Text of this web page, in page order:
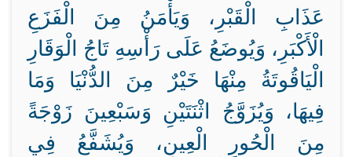
عَذَابِ الْقَبْرِ، وَيَأْمَنُ مِنَ الْفَزَعِ
الْأَكْبَرِ، وَيُوضَعُ عَلَى رَأْسِهِ تَاجُ الْوَقَارِ
الْيَاقُوتَةُ مِنْهَا خَيْرٌ مِنَ الدُّنْيَا وَمَا
فِيهَا، وَيُزَوَّجُ اثْنَتَيْنِ وَسَبْعِينَ زَوْجَةً
مِنَ الْحُورِ الْعِينِ، وَيُشَفَّعُ فِي